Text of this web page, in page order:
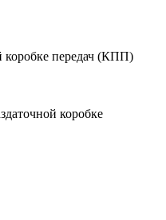
коробке передач (КПП)
коробке